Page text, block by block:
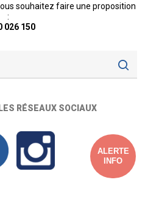
souhaitez faire une proposition
:
026 150
RÉSEAUX SOCIAUX
ALERTE
INFO